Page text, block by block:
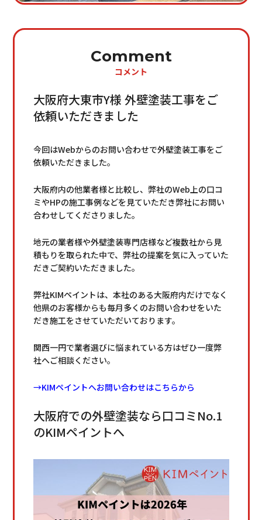
Comment
コメント
大阪府大東市Y様 外壁塗装工事をご
依頼いただきました
今回はWebからのお問い合わせで外壁塗装工事をご
依頼いただきました。
大阪府内の他業者様と比較し、弊社のWeb上の口コ
ミやHPの施工事例などを見ていただき弊社にお問い
合わせしてくださりました。
地元の業者様や外壁塗装専門店様など複数社から見
積もりを取られた中で、弊社の提案を気に入っていた
だきご契約いただきました。
弊社KIMペイントは、本社のある大阪府内だけでなく
他県のお客様からも毎月多くのお問い合わせをいた
だき施工をさせていただいております。
関西一円で業者選びに悩まれている方はぜひ一度弊
社へご相談ください。
→KIMペイントへお問い合わせはこちらから
大阪府での外壁塗装なら口コミNo.1
のKIMペイントへ